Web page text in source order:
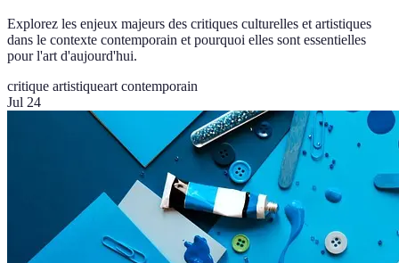
Explorez les enjeux majeurs des critiques culturelles et artistiques
dans le contexte contemporain et pourquoi elles sont essentielles
pour l'art d'aujourd'hui.
critique artistiqueart contemporain
Jul 24